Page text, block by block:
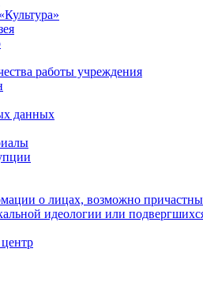
работы учреждения
данных
о лицах, возможно
идеологии или